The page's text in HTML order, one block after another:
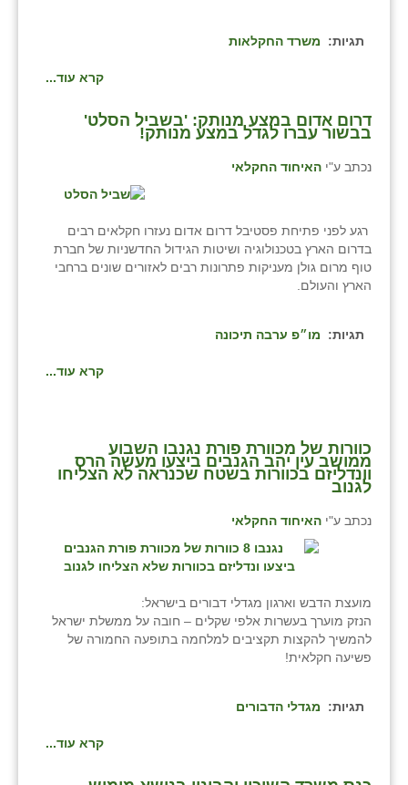
תגיות: משרד החקלאות
קרא עוד...
דרום אדום במצע מנותק: 'בשביל הסלט'
בבשור עברו לגדל במצע מנותק!
נכתב ע"י האיחוד החקלאי
רגע לפני פתיחת פסטיבל דרום אדום נעזרו חקלאים רבים
בדרום הארץ בטכנולוגיה ושיטות הגידול החדשניות של חברת
טוף מרום גולן מעניקות פתרונות רבים לאזורים שונים ברחבי
הארץ והעולם.
תגיות: מו״פ ערבה תיכונה
קרא עוד...
כוורות של מכוורת פורת נגנבו השבוע
ממושב עין יהב הגנבים ביצעו מעשה הרס
וונדליזם בכוורות בשטח שכנראה לא הצליחו
לגנוב
נכתב ע"י האיחוד החקלאי
מועצת הדבש וארגון מגדלי דבורים בישראל:
הנזק מוערך בעשרות אלפי שקלים – חובה על ממשלת ישראל
להמשיך להקצות תקציבים למלחמה בתופעה החמורה של
פשיעה חקלאית!
תגיות: מגדלי הדבורים
קרא עוד...